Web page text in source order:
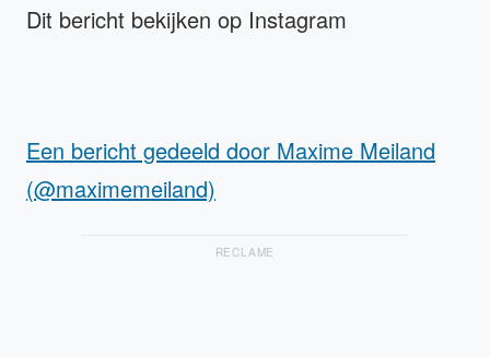
Dit bericht bekijken op Instagram
Een bericht gedeeld door Maxime Meiland
(@maximemeiland)
RECLAME